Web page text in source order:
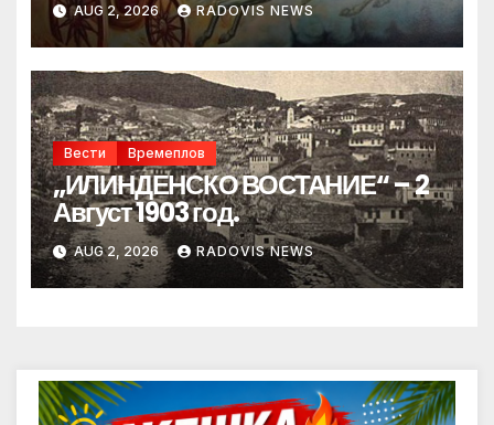
AUG 2, 2026 RADOVIS NEWS
Вести Времеплов
„ИЛИНДЕНСКО ВОСТАНИЕ“ – 2
Август 1903 год.
AUG 2, 2026 RADOVIS NEWS